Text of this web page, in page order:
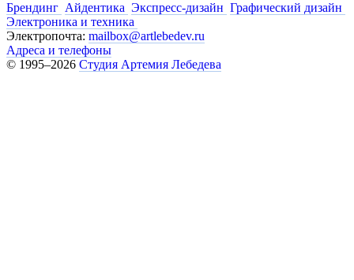
Брендинг Айдентика Экспресс-дизайн Графический дизайн
Электроника и техника
Электропочта: mailbox@artlebedev.ru
Адреса и телефоны
© 1995–2026 Студия Артемия Лебедева